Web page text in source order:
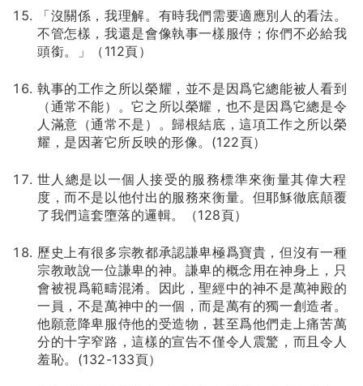
「沒關係，我理解。有時我們需要適應別人的看法。
不管怎樣，我還是會像執事一樣服侍；你們不必給我
頭銜。」（112頁）
執事的工作之所以榮耀，並不是因爲它總能被人看到
（通常不能）。它之所以榮耀，也不是因爲它總是令
人滿意（通常不是）。歸根結底，這項工作之所以榮
耀，是因著它所反映的形像。(122頁）
世人總是以一個人接受的服務標準來衡量其偉大程
度，而不是以他付出的服務來衡量。但耶穌徹底顛覆
了我們這套墮落的邏輯。（128頁）
歷史上有很多宗教都承認謙卑極爲寶貴，但沒有一種
宗教敢說一位謙卑的神。謙卑的概念用在神身上，只
會被視爲範疇混淆。因此，聖經中的神不是萬神殿的
一員，不是萬神中的一個，而是萬有的獨一創造者。
他願意降卑服侍他的受造物，甚至爲他們走上痛苦萬
分的十字窄路，這樣的宣告不僅令人震驚，而且令人
羞恥。(132-133頁）